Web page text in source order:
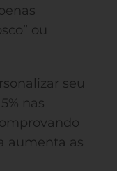
ou
seu
nas
aumenta as